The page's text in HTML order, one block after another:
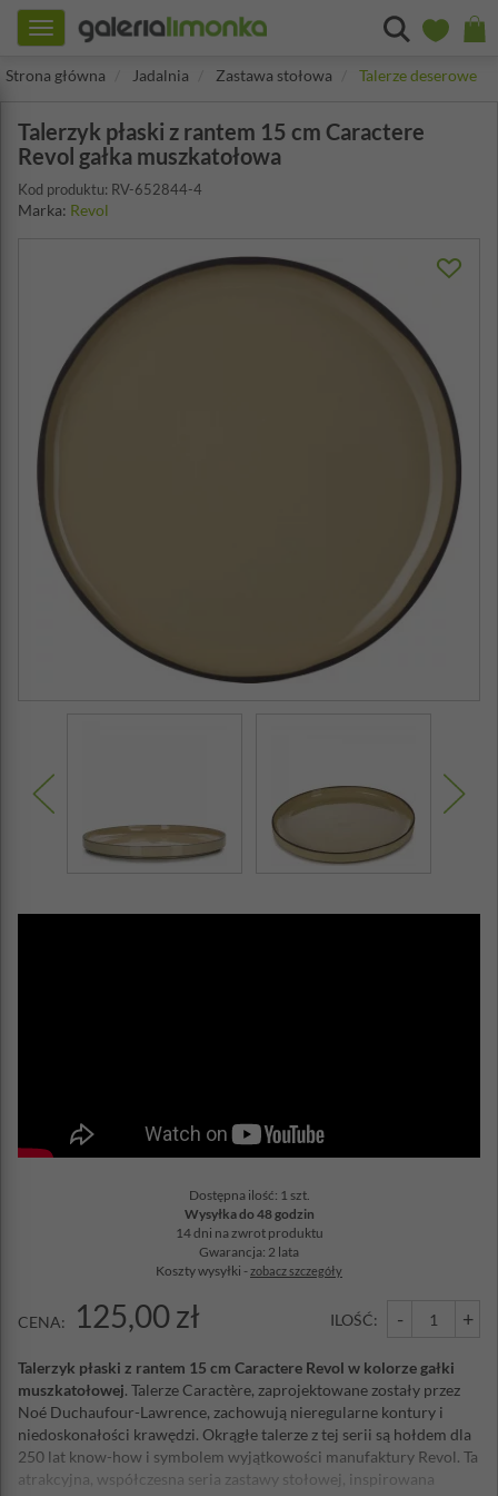
Toggle
navigation
Strona główna
Jadalnia Zastawa stołowa Talerze deserowe
Talerzyk płaski z rantem 15 cm Caractere
Revol gałka muszkatołowa
Kod produktu: RV-652844-4
Marka: Revol
Dostępna ilość: 1 szt.
Wysyłka do 48 godzin
14 dni na zwrot produktu
Gwarancja: 2 lata
Koszty wysyłki -zobacz szczegóły
CENA: 125,00 zł ILOŚĆ: - +
Talerzyk płaski z rantem 15 cm Caractere Revol w kolorze gałki
muszkatołowej. Talerze Caractère, zaprojektowane zostały przez
Noé Duchaufour-Lawrence, zachowują nieregularne kontury i
niedoskonałości krawędzi. Okrągłe talerze z tej serii są hołdem dla
250 lat know-how i symbolem wyjątkowości manufaktury Revol. Ta
atrakcyjna, współczesna seria zastawy stołowej, inspirowana